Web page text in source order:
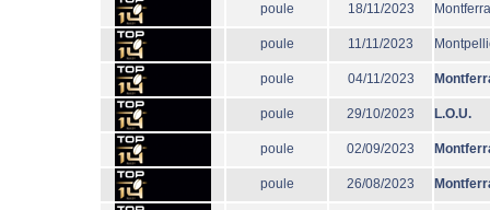
poule 18/11/2023
poule 11/11/2023
poule 04/11/2023
poule 29/10/2023 L.O.U.
poule 02/09/2023
poule 26/08/2023